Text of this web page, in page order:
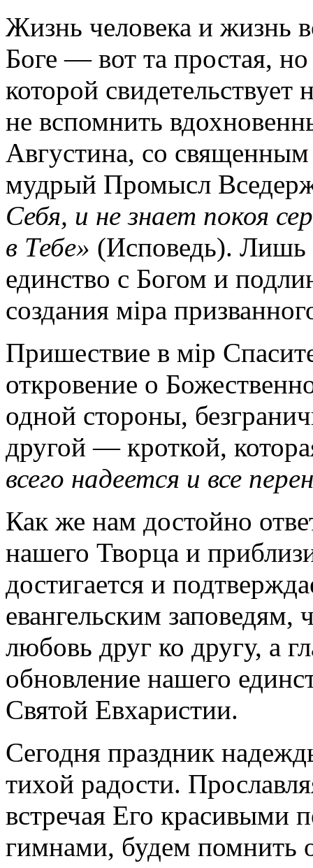
Жизнь человека и жизнь
Боге — вот та простая,
которой
не вспомнить
Августина, со
мудрый Промысл
Себя, и не знает покоя
в Тебе» (Исповедь). Лишь
единство с Богом и
создания мipa
Пришествие в мip
откровение о
одной стороны,
другой — кроткой,
всего надеется и все
Как же нам достойно
нашего Творца и
достигается и
евангельским
любовь друг ко другу, а
обновление нашего
Святой Евхаристии.
Сегодня праздник
тихой радости.
встречая Его красивыми
гимнами, будем помнить